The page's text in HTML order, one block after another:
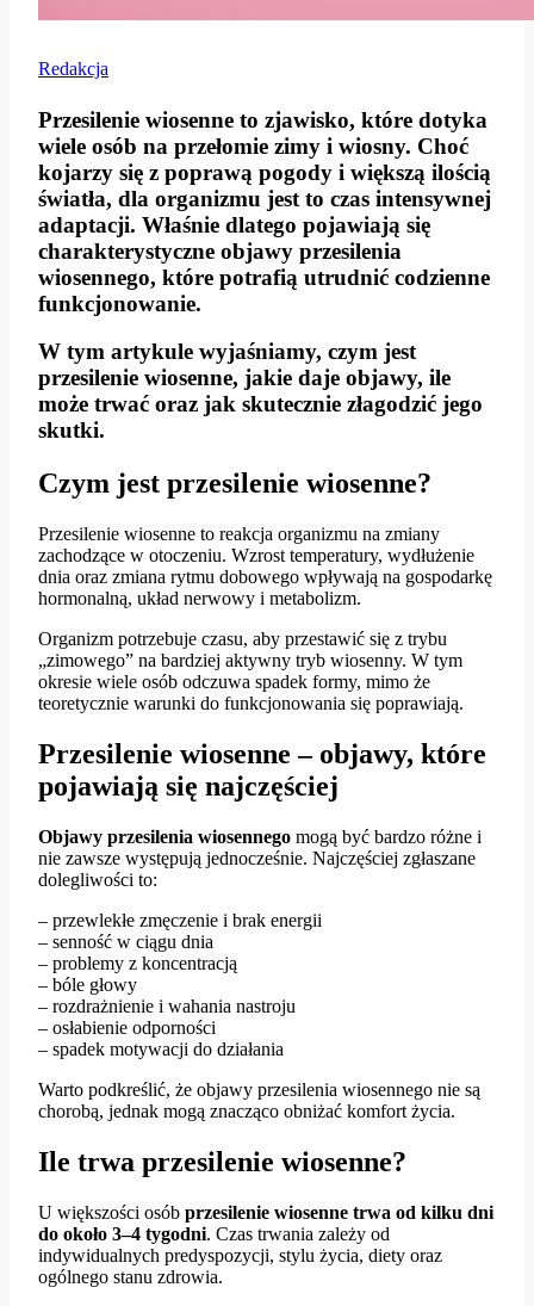
Redakcja
Przesilenie wiosenne to zjawisko, które dotyka
wiele osób na przełomie zimy i wiosny. Choć
kojarzy się z poprawą pogody i większą ilością
światła, dla organizmu jest to czas intensywnej
adaptacji. Właśnie dlatego pojawiają się
charakterystyczne objawy przesilenia
wiosennego, które potrafią utrudnić codzienne
funkcjonowanie.
W tym artykule wyjaśniamy, czym jest
przesilenie wiosenne, jakie daje objawy, ile
może trwać oraz jak skutecznie złagodzić jego
skutki.
Czym jest przesilenie wiosenne?
Przesilenie wiosenne to reakcja organizmu na zmiany
zachodzące w otoczeniu. Wzrost temperatury, wydłużenie
dnia oraz zmiana rytmu dobowego wpływają na gospodarkę
hormonalną, układ nerwowy i metabolizm.
Organizm potrzebuje czasu, aby przestawić się z trybu
„zimowego” na bardziej aktywny tryb wiosenny. W tym
okresie wiele osób odczuwa spadek formy, mimo że
teoretycznie warunki do funkcjonowania się poprawiają.
Przesilenie wiosenne – objawy, które
pojawiają się najczęściej
Objawy przesilenia wiosennego mogą być bardzo różne i
nie zawsze występują jednocześnie. Najczęściej zgłaszane
dolegliwości to:
– przewlekłe zmęczenie i brak energii
– senność w ciągu dnia
– problemy z koncentracją
– bóle głowy
– rozdrażnienie i wahania nastroju
– osłabienie odporności
– spadek motywacji do działania
Warto podkreślić, że objawy przesilenia wiosennego nie są
chorobą, jednak mogą znacząco obniżać komfort życia.
Ile trwa przesilenie wiosenne?
U większości osób przesilenie wiosenne trwa od kilku dni
do około 3–4 tygodni. Czas trwania zależy od
indywidualnych predyspozycji, stylu życia, diety oraz
ogólnego stanu zdrowia.